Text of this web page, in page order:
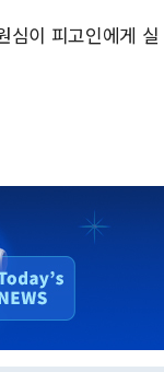
심이 피고인에게 실